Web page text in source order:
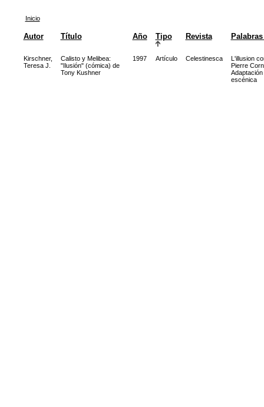
Inicio
Autor Título Año Tipo Revista
Kirschner,
Teresa J.
Calisto y Melibea:
"Ilusión" (cómica) de
Tony Kushner
1997 Artículo Celestinesca
L'illusion
Pierre
Adaptación
escénica